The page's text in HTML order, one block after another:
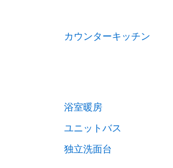
カウンターキッチン
浴室暖房
ユニットバス
独立洗面台